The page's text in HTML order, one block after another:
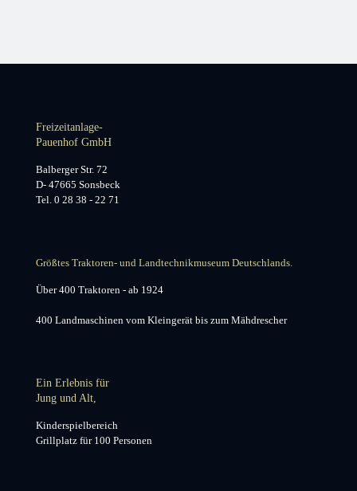
Freizeitanlage-
Pauenhof GmbH
Balberger Str. 72
D- 47665 Sonsbeck
Tel. 0 28 38 - 22 71
Größtes Traktoren- und Landtechnikmuseum Deutschlands.
Über 400 Traktoren - ab 1924
400 Landmaschinen vom Kleingerät bis zum Mähdrescher
Ein Erlebnis für
Jung und Alt,
Kinderspielbereich
Grillplatz für 100 Personen